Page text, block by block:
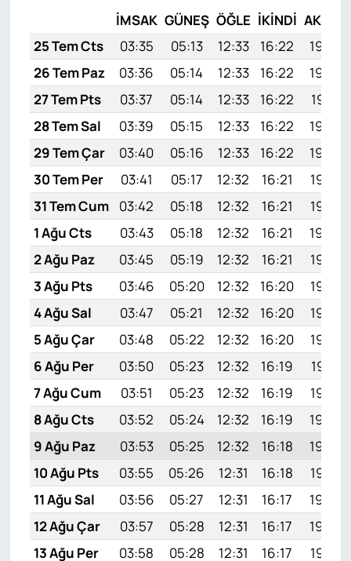
İMSAK GÜNEŞ ÖĞLE İKINDI AKŞAM
25 Tem Cts
03:35 05:13 12:33 16:22
19:42
26 Tem Paz
03:36 05:14 12:33 16:22
19:42
27 Tem Pts
03:37 05:14 12:33 16:22
19:41
28 Tem Sal
03:39 05:15 12:33 16:22
19:40
29 Tem Çar
03:40 05:16 12:33 16:22
19:39
30 Tem Per
03:41 05:17 12:32 16:21
19:38
31 Tem Cum
03:42 05:18 12:32 16:21
19:37
1 Ağu Cts
03:43 05:18 12:32 16:21
19:36
2 Ağu Paz
03:45 05:19 12:32 16:21
19:35
3 Ağu Pts
03:46 05:20 12:32 16:20
19:34
4 Ağu Sal
03:47 05:21 12:32 16:20
19:33
5 Ağu Çar
03:48 05:22 12:32 16:20
19:32
6 Ağu Per
03:50 05:23 12:32 16:19
19:31
7 Ağu Cum
03:51 05:23 12:32 16:19
19:30
8 Ağu Cts
03:52 05:24 12:32 16:19
19:29
9 Ağu Paz
03:53 05:25 12:32 16:18
19:28
10 Ağu Pts
03:55 05:26 12:31 16:18
19:27
11 Ağu Sal
03:56 05:27 12:31 16:17
19:26
12 Ağu Çar
03:57 05:28 12:31 16:17
19:25
13 Ağu Per
03:58 05:28 12:31 16:17
19:23